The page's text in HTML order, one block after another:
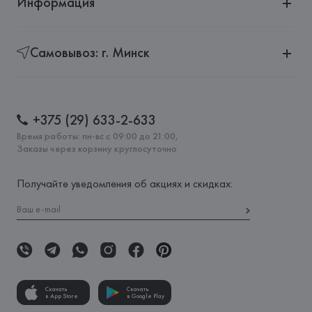
Самовывоз: г. Минск
+375 (29) 633-2-633
Время работы: пн-вс с 09:00 до 21:00,
Заказы через корзину круглосуточно
Получайте уведомления об акциях и скидках:
Скачать
в App Store
Скачать
в Google Play